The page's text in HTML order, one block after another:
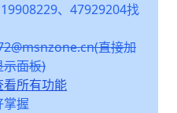
、47929204找
直接加
示面板)
看所有功能
掌握